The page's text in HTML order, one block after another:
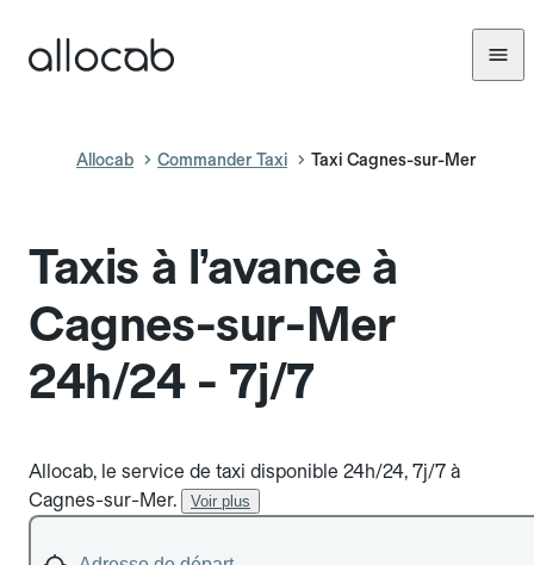
Allocab Commander Taxi Taxi Cagnes-sur-Mer
Taxis à l’avance à
Cagnes-sur-Mer
24h/24 - 7j/7
Allocab, le service de taxi disponible 24h/24, 7j/7 à
Cagnes-sur-Mer.
Voir plus